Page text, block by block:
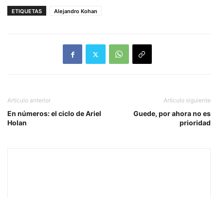
ETIQUETAS Alejandro Kohan
Artículo anterior
En números: el ciclo de Ariel
Holan
Artículo siguiente
Guede, por ahora no es
prioridad